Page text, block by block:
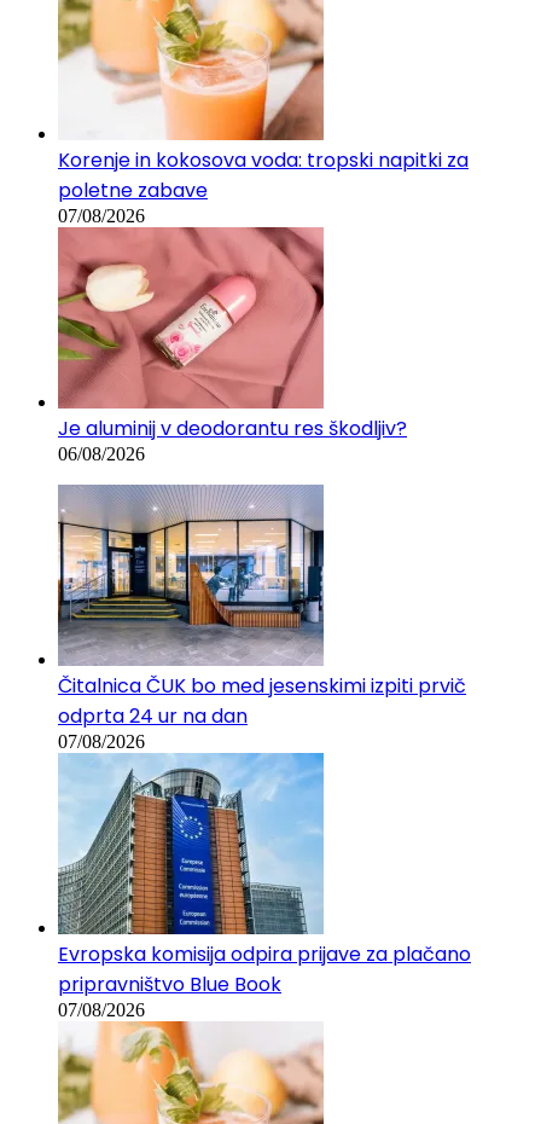
Korenje in kokosova voda: tropski napitki za
poletne zabave
07/08/2026
Je aluminij v deodorantu res škodljiv?
06/08/2026
Čitalnica ČUK bo med jesenskimi izpiti prvič
odprta 24 ur na dan
07/08/2026
Evropska komisija odpira prijave za plačano
pripravništvo Blue Book
07/08/2026